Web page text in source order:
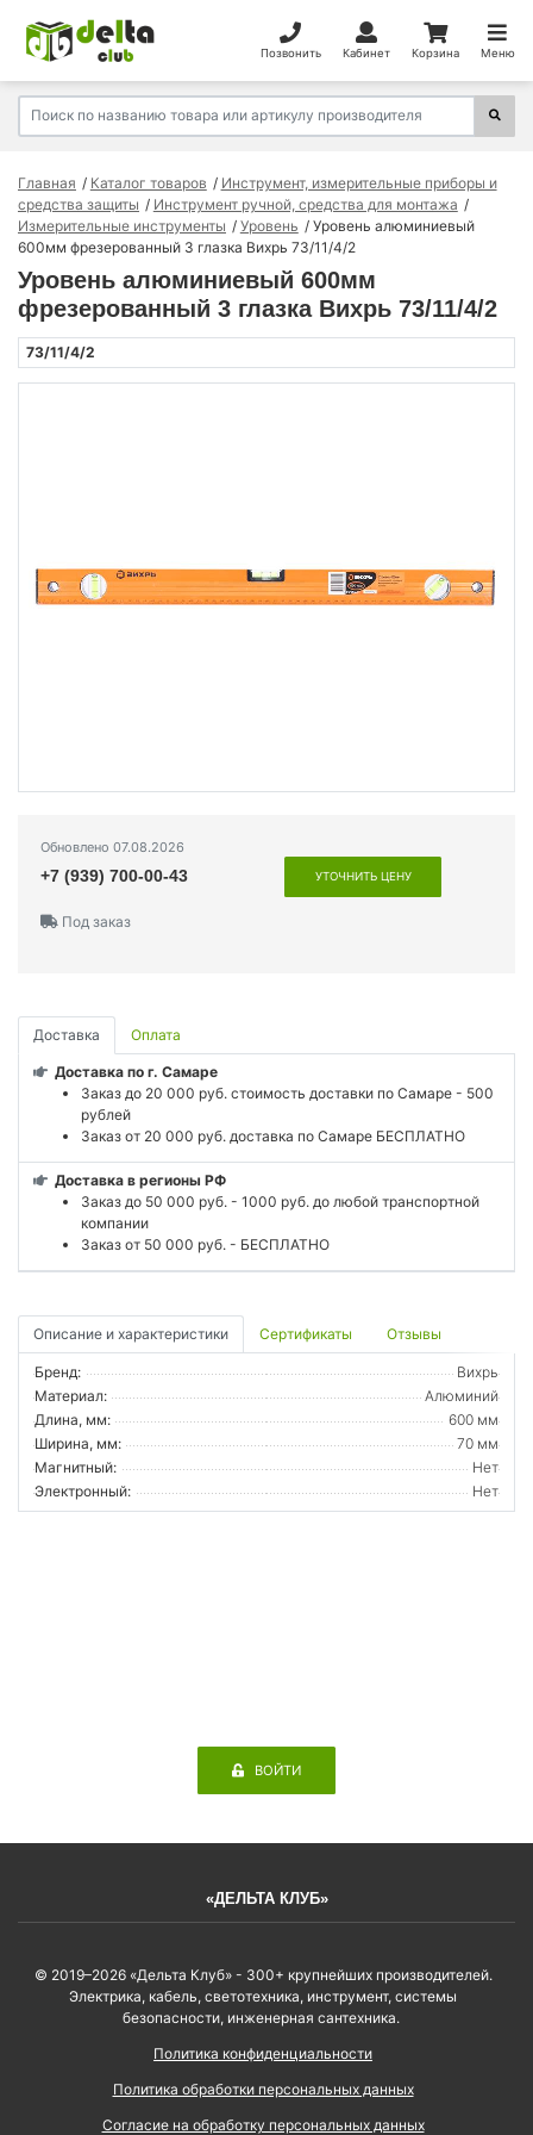
Позвонить Кабинет Корзина Меню
Главная Каталог товаров
Инструмент, измерительные приборы и
средства защиты
Инструмент ручной, средства для монтажа
Измерительные инструменты
Уровень
Уровень алюминиевый
600мм фрезерованный 3 глазка Вихрь 73/11/4/2
Уровень алюминиевый 600мм
фрезерованный 3 глазка Вихрь 73/11/4/2
73/11/4/2
Обновлено 07.08.2026
+7 (939) 700-00-43 УТОЧНИТЬ ЦЕНУ
Под заказ
Доставка Оплата
Доставка по г. Самаре
Заказ до 20 000 руб. стоимость доставки по Самаре - 500
рублей
Заказ от 20 000 руб. доставка по Самаре БЕСПЛАТНО
Доставка в регионы РФ
Заказ до 50 000 руб. - 1000 руб. до любой транспортной
компании
Заказ от 50 000 руб. - БЕСПЛАТНО
Описание и характеристики Сертификаты Отзывы
Бренд:
Вихрь
Материал:
Алюминий
Длина, мм:
600 мм
Ширина, мм:
70 мм
Магнитный:
Нет
Электронный:
Нет
ВОЙТИ
«ДЕЛЬТА КЛУБ»
© 2019–2026 «Дельта Клуб» - 300+ крупнейших производителей.
Электрика, кабель, светотехника, инструмент, системы
безопасности, инженерная сантехника.
Политика конфиденциальности
Политика обработки персональных данных
Согласие на обработку персональных данных